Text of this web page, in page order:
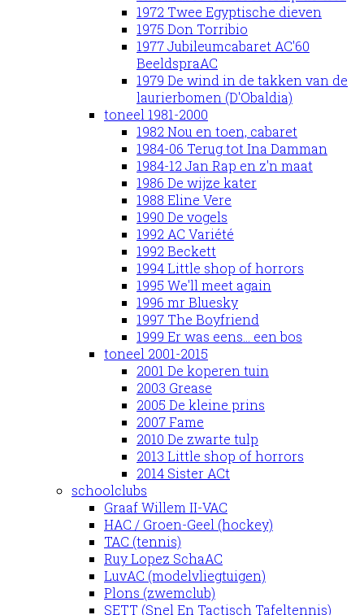
1972 Twee Egyptische dieven
1975 Don Torribio
1977 Jubileumcabaret AC'60
BeeldspraAC
1979 De wind in de takken van de
laurierbomen (D'Obaldia)
toneel 1981-2000
1982 Nou en toen, cabaret
1984-06 Terug tot Ina Damman
1984-12 Jan Rap en z'n maat
1986 De wijze kater
1988 Eline Vere
1990 De vogels
1992 AC Variété
1992 Beckett
1994 Little shop of horrors
1995 We'll meet again
1996 mr Bluesky
1997 The Boyfriend
1999 Er was eens... een bos
toneel 2001-2015
2001 De koperen tuin
2003 Grease
2005 De kleine prins
2007 Fame
2010 De zwarte tulp
2013 Little shop of horrors
2014 Sister ACt
schoolclubs
Graaf Willem II-VAC
HAC / Groen-Geel (hockey)
TAC (tennis)
Ruy Lopez SchaAC
LuvAC (modelvliegtuigen)
Plons (zwemclub)
SETT (Snel En Tactisch Tafeltennis)